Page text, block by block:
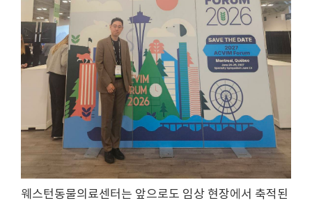
웨스턴동물의료센터는 앞으로도 임상 현장에서 축적된